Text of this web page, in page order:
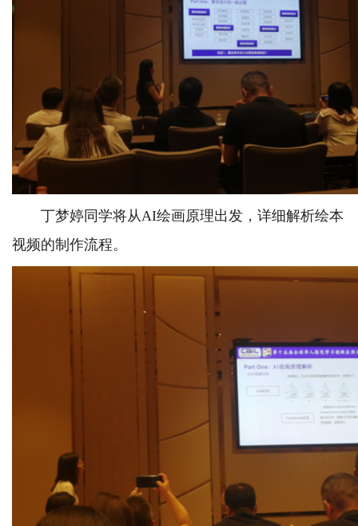
丁梦婷同学将从AI绘画原理出发，详细解析绘本
视频的制作流程。